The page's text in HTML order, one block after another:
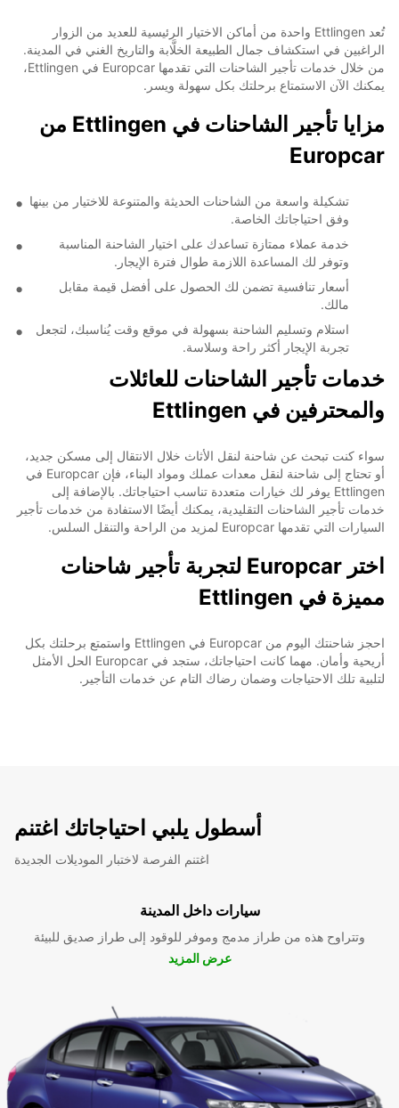
تُعد Ettlingen واحدة من أماكن الاختيار الرئيسية للعديد من الزوار
الراغبين في استكشاف جمال الطبيعة الخلَّابة والتاريخ الغني في المدينة.
من خلال خدمات تأجير الشاحنات التي تقدمها Europcar في Ettlingen،
يمكنك الآن الاستمتاع برحلتك بكل سهولة ويسر.
مزايا تأجير الشاحنات في Ettlingen من
Europcar
تشكيلة واسعة من الشاحنات الحديثة والمتنوعة للاختيار من بينها
وفق احتياجاتك الخاصة.
خدمة عملاء ممتازة تساعدك على اختيار الشاحنة المناسبة
وتوفر لك المساعدة اللازمة طوال فترة الإيجار.
أسعار تنافسية تضمن لك الحصول على أفضل قيمة مقابل
مالك.
استلام وتسليم الشاحنة بسهولة في موقع وقت يُناسبك، لتجعل
تجربة الإيجار أكثر راحة وسلاسة.
خدمات تأجير الشاحنات للعائلات
والمحترفين في Ettlingen
سواء كنت تبحث عن شاحنة لنقل الأثاث خلال الانتقال إلى مسكن جديد،
أو تحتاج إلى شاحنة لنقل معدات عملك ومواد البناء، فإن Europcar في
Ettlingen يوفر لك خيارات متعددة تناسب احتياجاتك. بالإضافة إلى
خدمات تأجير الشاحنات التقليدية، يمكنك أيضًا الاستفادة من خدمات تأجير
السيارات التي تقدمها Europcar لمزيد من الراحة والتنقل السلس.
اختر Europcar لتجربة تأجير شاحنات
مميزة في Ettlingen
احجز شاحنتك اليوم من Europcar في Ettlingen واستمتع برحلتك بكل
أريحية وأمان. مهما كانت احتياجاتك، ستجد في Europcar الحل الأمثل
لتلبية تلك الاحتياجات وضمان رضاك التام عن خدمات التأجير.
أسطول يلبي احتياجاتك اغتنم
اغتنم الفرصة لاختبار الموديلات الجديدة
سيارات داخل المدينة
وتتراوح هذه من طراز مدمج وموفر للوقود إلى طراز صديق للبيئة
عرض المزيد